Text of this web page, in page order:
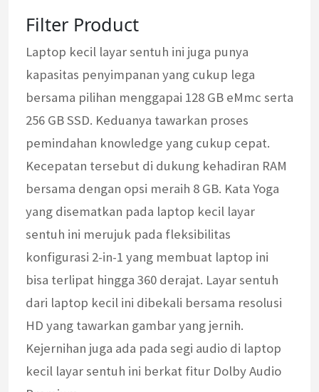
Filter Product
Laptop kecil layar sentuh ini juga punya
kapasitas penyimpanan yang cukup lega
bersama pilihan menggapai 128 GB eMmc serta
256 GB SSD. Keduanya tawarkan proses
pemindahan knowledge yang cukup cepat.
Kecepatan tersebut di dukung kehadiran RAM
bersama dengan opsi meraih 8 GB. Kata Yoga
yang disematkan pada laptop kecil layar
sentuh ini merujuk pada fleksibilitas
konfigurasi 2-in-1 yang membuat laptop ini
bisa terlipat hingga 360 derajat. Layar sentuh
dari laptop kecil ini dibekali bersama resolusi
HD yang tawarkan gambar yang jernih.
Kejernihan juga ada pada segi audio di laptop
kecil layar sentuh ini berkat fitur Dolby Audio